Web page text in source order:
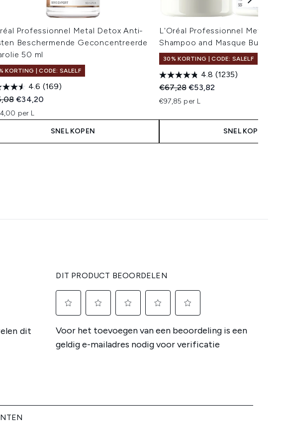
Professionnel Metal Detox Anti-
Beschermende Geconcentreerde
50 ml
KORTING | CODE: SALELF
4.6 (169)
Retail Price:
Huidige prijs:
€34,20
per L
SNEL KOPEN
L'Oréal Professionnel Metal
Shampoo and Masque Bundle
30% KORTING | CODE: SALELF
4.8 (1235)
Recommended Retail Price:
€67,28Huidige prijs:
€53,82
€97,85 per L
SNEL KOPEN